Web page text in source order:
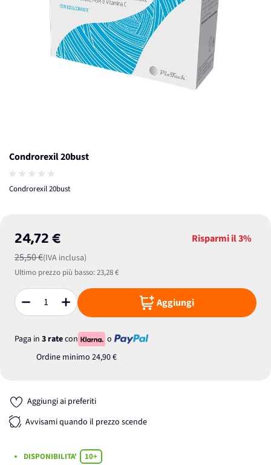
Condrorexil 20bust
Condrorexil 20bust
24,72 €
25,50 €(IVA inclusa)
Risparmi il3%
Ultimo prezzo più basso:23,28 €
Quantità Aggiungi
Paga in 3 ratecon
o
Ordine minimo 24,90 €
Aggiungi ai preferiti
Avvisami quando il prezzo scende
DISPONIBILITA'
10+